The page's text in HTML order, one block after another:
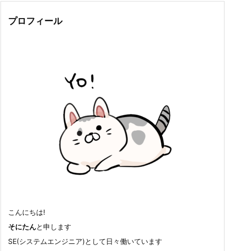
プロフィール
こんにちは!
そにたんと申します
SE(システムエンジニア)として日々働いています